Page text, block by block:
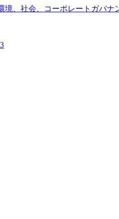
境、社会、コーポレートガバナ